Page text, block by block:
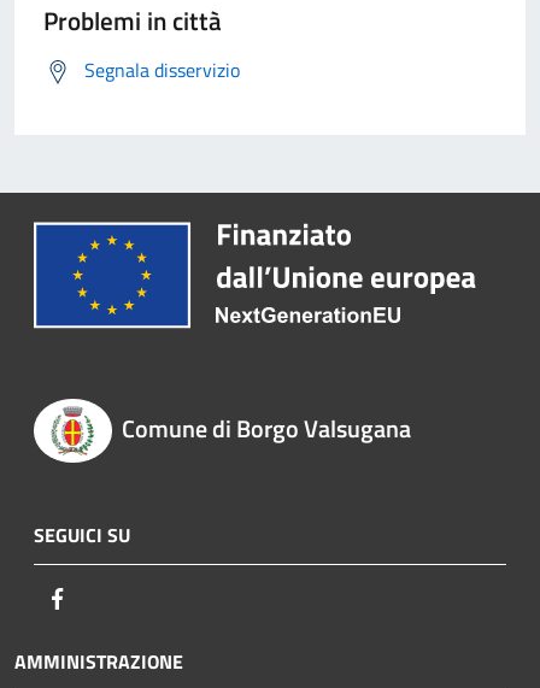
Problemi in città
Segnala disservizio
Comune di Borgo Valsugana
SEGUICI SU
AMMINISTRAZIONE